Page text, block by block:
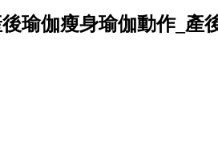
瑜伽瘦身瑜伽動作_產